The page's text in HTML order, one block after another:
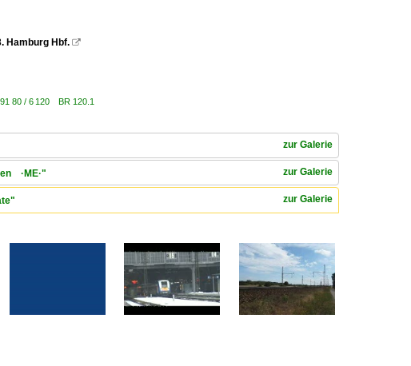
Hamburg Hbf. 
80 / 6 120 BR 120.1
zur Galerie
zur Galerie
·ME·"
zur Galerie